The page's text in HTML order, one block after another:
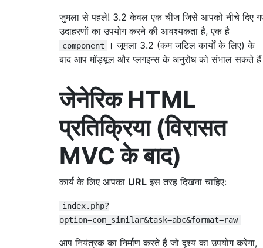
जुमला से पहले! 3.2 केवल एक चीज जिसे आपको नीचे दिए
उदाहरणों का उपयोग करने की आवश्यकता है, एक है
component
। जूमला 3.2 (कम जटिल कार्यों के लिए) के
बाद आप मॉड्यूल और प्लगइन्स के अनुरोध को संभाल सकते
जेनेरिक HTML
प्रतिक्रिया (विरासत
MVC के बाद)
कार्य के लिए आपका URL इस तरह दिखना चाहिए:
index.php?
option=com_similar&task=abc&format=raw
आप नियंत्रक का निर्माण करते हैं जो दृश्य का उपयोग करेगा,